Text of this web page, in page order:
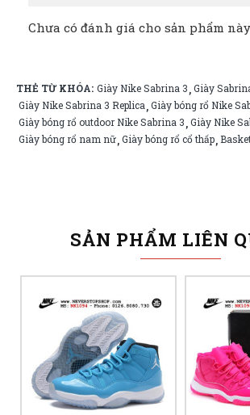
Chưa có đánh giá cho sản phẩm
THẺ TỪ KHÓA: Giày Nike Sabrina 3,Giày
Giày Nike Sabrina 3 Replica,Giày bóng rổ Nike
Giày bóng rổ outdoor Nike Sabrina 3,Giày Nike
Giày bóng rổ nam nữ,Giày bóng rổ cổ thấp,
SẢN PHẨM LIÊN